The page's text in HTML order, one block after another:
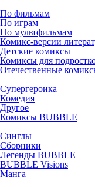
По фильмам
По играм
По мультфильмам
Комикс-версии
Детские комиксы
Комиксы для
Отечественные
Супергероика
Комедия
Другое
Комиксы BUBBLE
Синглы
Сборники
Легенды BUBBLE
BUBBLE Visions
Манга